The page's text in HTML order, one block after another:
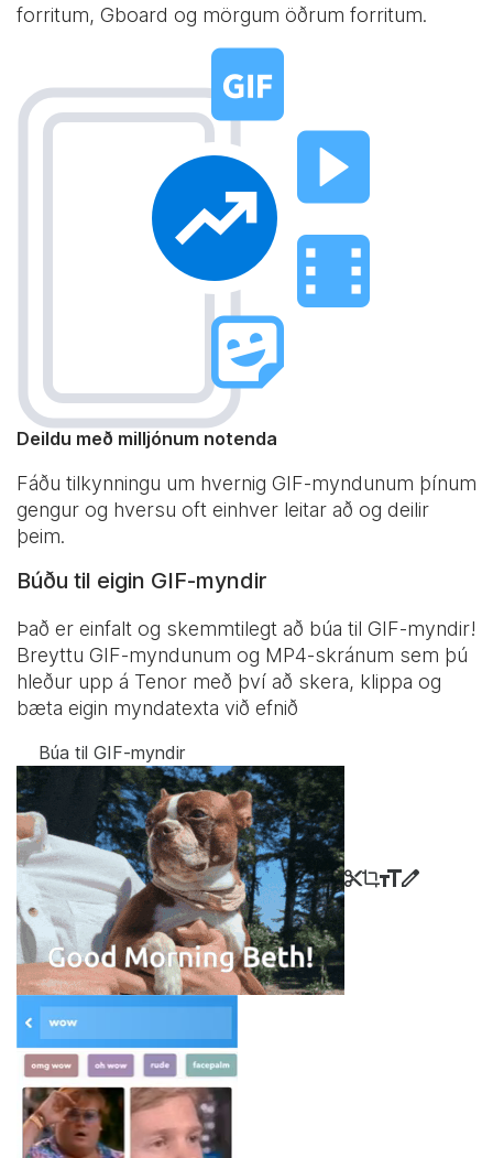
forritum, Gboard og mörgum öðrum forritum.
Deildu með milljónum notenda
Fáðu tilkynningu um hvernig GIF-myndunum þínum
gengur og hversu oft einhver leitar að og deilir
þeim.
Búðu til eigin GIF-myndir
Það er einfalt og skemmtilegt að búa til GIF-myndir!
Breyttu GIF-myndunum og MP4-skránum sem þú
hleður upp á Tenor með því að skera, klippa og
bæta eigin myndatexta við efnið
Búa til GIF-myndir